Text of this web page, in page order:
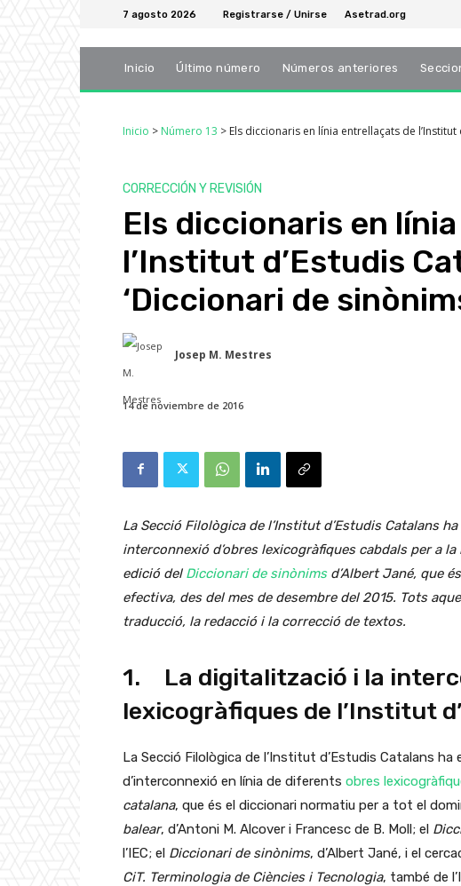
7 agosto 2026 Registrarse / Unirse Asetrad.org
Inicio Último número Números anteriores
Inicio > Número 13 > Els diccionaris en línia entrellaçats de l’Institut
CORRECCIÓN Y REVISIÓN
Els diccionaris en
l’Institut d’Estudis
‘Diccionari de
Josep M. Mestres
14 de noviembre de 2016
La Secció Filològica de l’Institut d’Estudis Catalans
interconnexió d’obres lexicogràfiques cabdals per a
edició del Diccionari de sinònimsd’Albert Jané, que
efectiva, des del mes de desembre del 2015. Tots
traducció, la redacció i la correcció de textos.
1. La digitalització i la
lexicogràfiques de l’Institut
La Secció Filològica de l’Institut d’Estudis Catalans
d’interconnexió en línia de diferents obres
catalana, que és el diccionari normatiu per a tot el
balear, d’Antoni M. Alcover i Francesc de B. Moll; el
l’IEC; el Diccionari de sinònims, d’Albert Jané, i el
CiT. Terminologia de Ciències i Tecnologia, també de